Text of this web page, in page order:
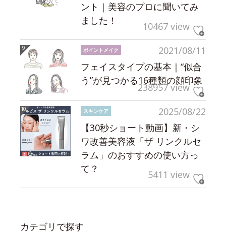
ント｜美容のプロに聞いてみ
ました！
10467 view
2021/08/11
ポイントメイク
フェイスタイプの基本｜“似合
う”が見つかる16種類の顔印象
238957 view
2025/08/22
スキンケア
【30秒ショート動画】新・シ
ワ改善美容液「ザ リンクルセ
ラム」のおすすめの使い方っ
て？
5411 view
カテゴリで探す